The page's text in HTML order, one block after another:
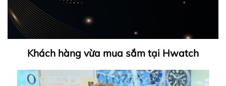
Khách hàng vừa mua sắm tại Hwatch